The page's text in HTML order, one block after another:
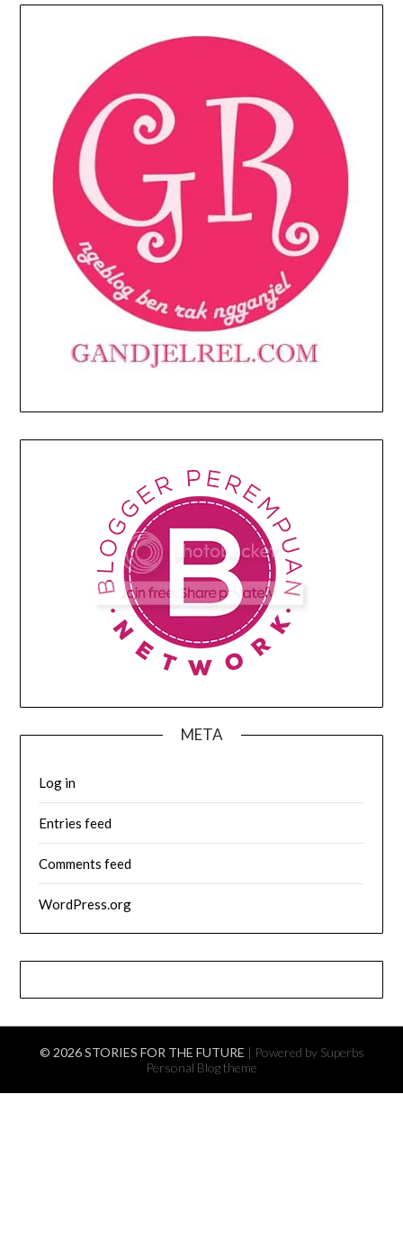
META
Log in
Entries feed
Comments feed
WordPress.org
© 2026 STORIES FOR THE FUTURE | Powered by Superbs
Personal Blog theme